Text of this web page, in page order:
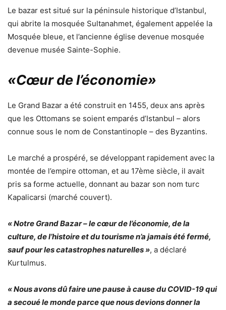
Le bazar est situé sur la péninsule historique d’Istanbul,
qui abrite la mosquée Sultanahmet, également appelée la
Mosquée bleue, et l’ancienne église devenue mosquée
devenue musée Sainte-Sophie.
«Cœur de l’économie»
Le Grand Bazar a été construit en 1455, deux ans après
que les Ottomans se soient emparés d’Istanbul – alors
connue sous le nom de Constantinople – des Byzantins.
Le marché a prospéré, se développant rapidement avec la
montée de l’empire ottoman, et au 17ème siècle, il avait
pris sa forme actuelle, donnant au bazar son nom turc
Kapalicarsi (marché couvert).
« Notre Grand Bazar – le cœur de l’économie, de la
culture, de l’histoire et du tourisme n’a jamais été fermé,
sauf pour les catastrophes naturelles », a déclaré
Kurtulmus.
« Nous avons dû faire une pause à cause du COVID-19 qui
a secoué le monde parce que nous devions donner la